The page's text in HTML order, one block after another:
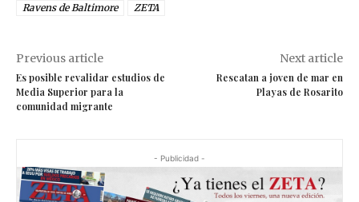
Ravens de Baltimore
ZETA
Previous article
Es posible revalidar estudios de
Media Superior para la
comunidad migrante
Next article
Rescatan a joven de mar en
Playas de Rosarito
- Publicidad -